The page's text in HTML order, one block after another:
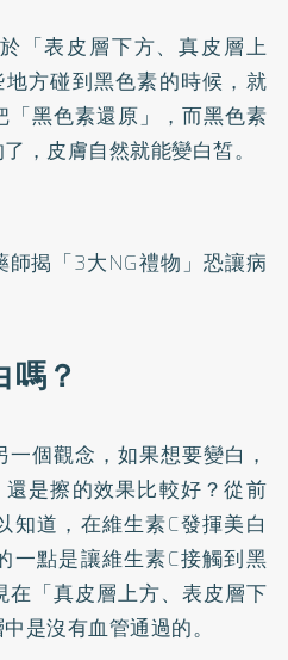
「表皮層下方、真皮層上
方碰到黑色素的時候，就
黑色素還原」，而黑色素
，皮膚自然就能變白皙。
揭「3大NG禮物」恐讓病
？
個觀念，如果想要變白，
是擦的效果比較好？從前
知道，在維生素C發揮美白
一點是讓維生素C接觸到黑
「真皮層上方、表皮層下
是沒有血管通過的。